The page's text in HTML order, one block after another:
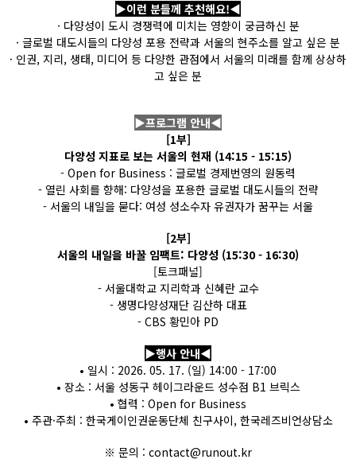
▶이런 분들께 추천해요!◀
· 다양성이 도시 경쟁력에 미치는 영향이 궁금하신 분
· 글로벌 대도시들의 다양성 포용 전략과 서울의 현주소를 알고 싶은 분
· 인권, 지리, 생태, 미디어 등 다양한 관점에서 서울의 미래를 함께 상상하
고 싶은 분
▶프로그램 안내◀
[1부]
다양성 지표로 보는 서울의 현재 (14:15 - 15:15)
- Open for Business : 글로벌 경제번영의 원동력
- 열린 사회를 향해: 다양성을 포용한 글로벌 대도시들의 전략
- 서울의 내일을 묻다: 여성 성소수자 유권자가 꿈꾸는 서울
[2부]
서울의 내일을 바꿀 임팩트: 다양성 (15:30 - 16:30)
[토크패널]
- 서울대학교 지리학과 신혜란 교수
- 생명다양성재단 김산하 대표
- CBS 황민아 PD
▶행사 안내◀
• 일시 : 2026. 05. 17. (일) 14:00 - 17:00
• 장소 : 서울 성동구 헤이그라운드 성수점 B1 브릭스
• 협력 : Open for Business
• 주관·주최 : 한국게이인권운동단체 친구사이, 한국레즈비언상담소
※ 문의 : contact@runout.kr